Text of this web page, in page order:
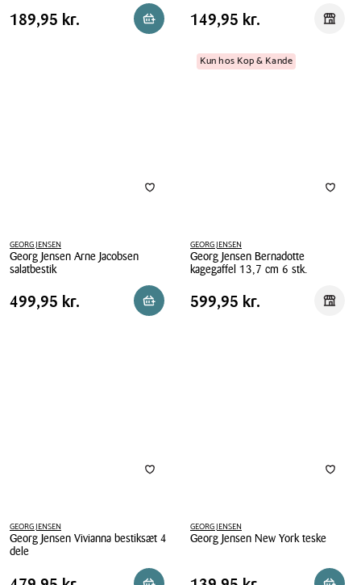
Jensen
Bernadotte
Pris
Pris 189,95 kr.
189,95 kr. Reservér i butik
Georg
Jensen
dessertske
Pris
Pris 149,95 kr.
149,95 kr.
GEORG JENSEN
Georg Jensen Arne Jacobsen
salatbestik
Georg
Jensen
Pris
Pris 499,95 kr.
499,95 kr. Reservér i butik
Kun hos Kop & Kande
GEORG JENSEN
Georg Jensen Bernadotte
kagegaffel 13,7 cm 6 stk.
Georg
Jensen
Pris
Pris 599,95 kr.
599,95 kr.
GEORG JENSEN
Georg Jensen Vivianna bestiksæt 4
dele
Georg
GEORG JENSEN
Georg Jensen New York teske
Jensen